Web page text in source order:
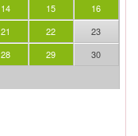
14 15
16
21 22
23
28 29
30